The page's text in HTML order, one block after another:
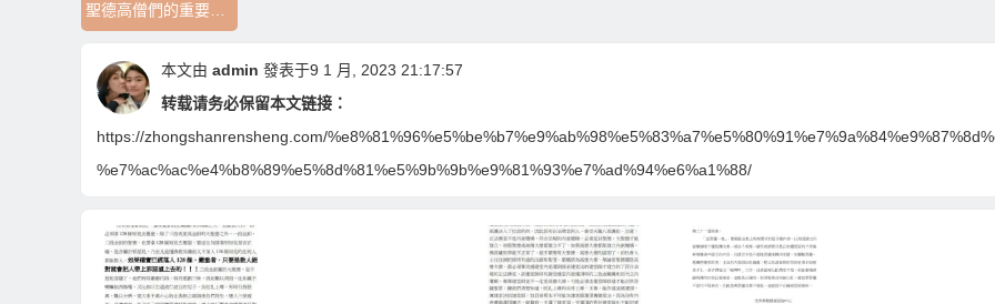
聖德高僧們的重要答覆
本文由 admin 發表于9 1 月, 2023 21:17:57
转载请务必保留本文链接：
https://zhongshanrensheng.com/
%e7%ac%ac%e4%b8%89%e5%8d%81%e5%9b%9b%e9%81%93%e7%ad%94%e6%a1%88/